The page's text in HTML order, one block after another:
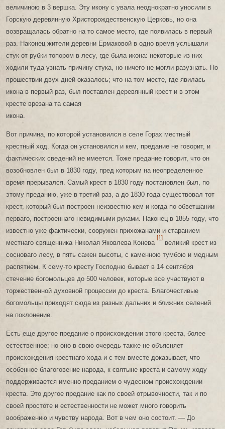
величиною в 3 вершка. Эту икону с увала неоднократно уносили в
Горскую деревянную Христорождественскую Церковь, но она
возвращалась обратно на то самое место, где появилась в первый
раз. Наконец жители деревни Ермаковой в одно время услышали
стук от рубки топором в лесу, где была икона: некоторые из них
ходили туда узнать причину стука, но ничего не могли разузнать. По
прошествии двух дней оказалось; что на том месте, где явилась
икона в первый раз, был поставлен деревянный крест и в этом
кресте врезана та самая
икона.
Вот причина, по которой установился в селе Горах местный
крестный ход. Когда он установился и кем, предание не говорит, и
фактических сведений не имеется. Тоже предание говорит, что он
возобновлен был в 1830 году, пред которым на неопределенное
время прерывался. Самый крест в 1830 году постановлен был, по
этому преданию, уже в третий раз, а до 1830 года существовал тот
крест, который был построен неизвестно кем и когда по обветшании
перваго, построеннаго невидимыми руками. Наконец в 1855 году, что
известно уже фактически, сооружен прихожанами и старанием
местнаго священника Николая Яковлева Конева
[1]
великий крест из
сосноваго лесу, в пять сажен высоты, с каменною тумбою и медным
распятием. К сему-то кресту Господню бывает в 14 сентября
стечение богомольцев до 500 человек, которые все участвуют в
торжественной духовной процессии до креста. Благочестивые
богомольцы приходят сюда из разных дальних и ближних селений
на поклонение.
Есть еще другое предание о происхождении этого креста, более
естественное; но оно в свою очередь также не объясняет
происхождения крестнаго хода и с тем вместе доказывает, что
особенное благоговение народа, к святыне креста и самому ходу
поддерживается именно преданием о чудесном происхождении
креста. Это другое предание как по своей отрывочности, так и по
своей простоте и естественности не может много говорить
воображению и чувству народа. Вот в чем оно состоит. — До